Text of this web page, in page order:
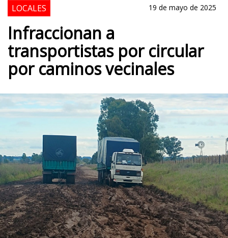
LOCALES 19 de mayo de 2025
Infraccionan a
transportistas por circular
por caminos vecinales